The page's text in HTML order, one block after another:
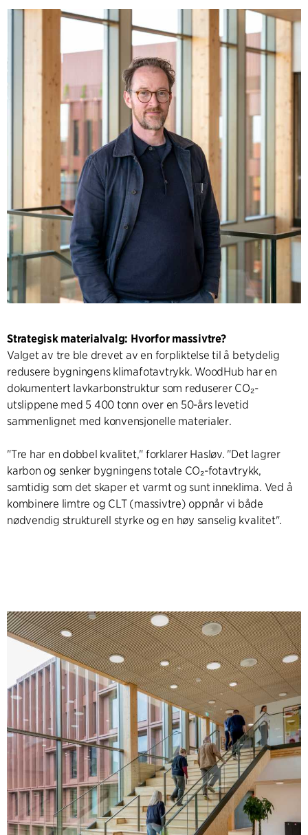
Strategisk materialvalg: Hvorfor massivtre?
Valget av tre ble drevet av en forpliktelse til å betydelig
redusere bygningens klimafotavtrykk. WoodHub har en
dokumentert lavkarbonstruktur som reduserer CO₂-
utslippene med 5 400 tonn over en 50-års levetid
sammenlignet med konvensjonelle materialer.
"Tre har en dobbel kvalitet," forklarer Hasløv. "Det lagrer
karbon og senker bygningens totale CO₂-fotavtrykk,
samtidig som det skaper et varmt og sunt inneklima. Ved å
kombinere limtre og CLT (massivtre) oppnår vi både
nødvendig strukturell styrke og en høy sanselig kvalitet".